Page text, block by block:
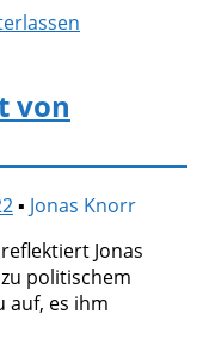
von
▪ Jonas Knorr
Jonas
politischem
auf, es ihm